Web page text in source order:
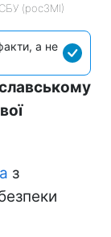
(росЗМІ)
а не
з